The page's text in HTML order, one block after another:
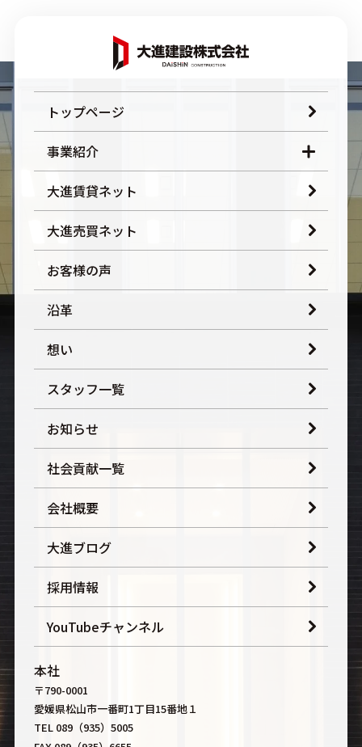
トップページ
事業紹介
大進賃貸ネット
大進売買ネット
お客様の声
沿革
想い
スタッフ一覧
お知らせ
社会貢献一覧
会社概要
大進ブログ
採用情報
YouTubeチャンネル
本社
〒790-0001
愛媛県松山市一番町1丁目15番地１
TEL 089（935）5005